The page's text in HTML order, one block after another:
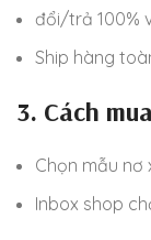
đổi/trả 100%
Ship hàng
3. Cách
Chọn mẫu nơ
Inbox shop